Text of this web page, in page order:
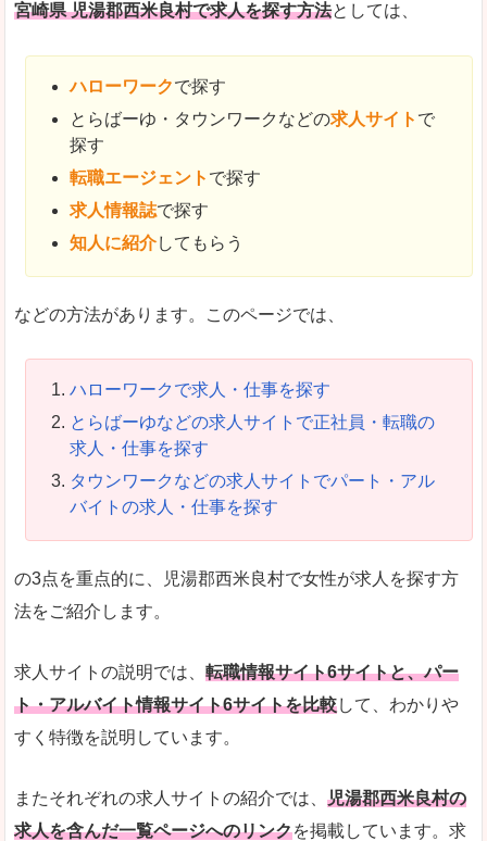
宮崎県 児湯郡西米良村で求人を探す方法としては、
ハローワークで探す
とらばーゆ・タウンワークなどの求人サイト で
探す
転職エージェント で探す
求人情報誌で探す
知人に紹介してもらう
などの方法があります。このページでは、
ハローワークで求人・仕事を探す
とらばーゆなどの求人サイトで正社員・転職の
求人・仕事を探す
タウンワークなどの求人サイトでパート・アル
バイトの求人・仕事を探す
の3点を重点的に、児湯郡西米良村で女性が求人を探す方
法をご紹介します。
求人サイトの説明では、 転職情報サイト6サイトと、パー
ト・アルバイト情報サイト6サイトを比較して、わかりや
すく特徴を説明しています。
またそれぞれの求人サイトの紹介では、 児湯郡西米良村の
求人を含んだ一覧ページへのリンクを掲載しています。求